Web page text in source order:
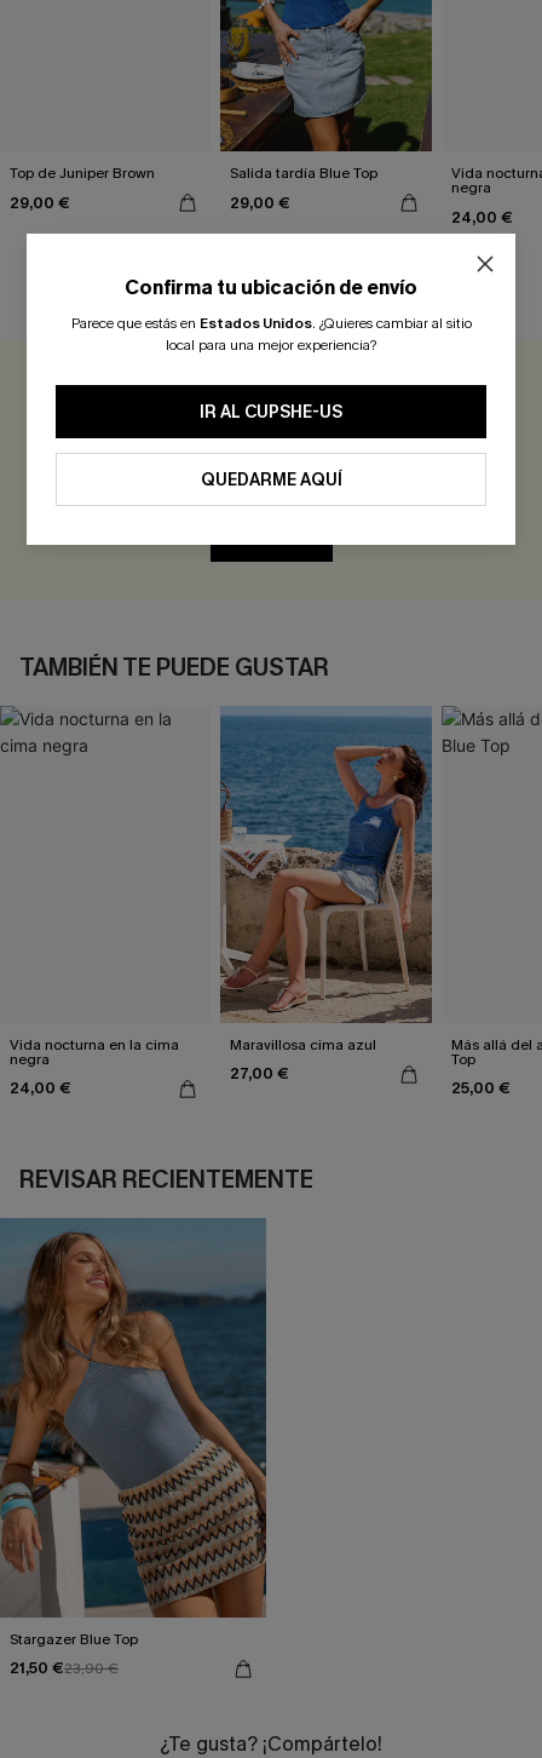
Top de Juniper Brown
29,00 €
Salida tardía Blue Top
29,00 €
Vida
negra
24,00 €
Sé el Primero en Reseñar
TAMBIÉN TE PUEDE GUSTAR
Vida nocturna en la cima
negra
24,00 €
Maravillosa cima azul
27,00 €
Más allá del
Top
25,00 €
REVISAR RECIENTEMENTE
Stargazer Blue Top
21,50 €23,90 €
¿Te gusta? ¡Compártelo!
Confirma tu ubicación de envío
Parece que estás en Estados Unidos. ¿Quieres cambiar al sitio
local para una mejor experiencia?
IR AL CUPSHE-US
QUEDARME AQUÍ